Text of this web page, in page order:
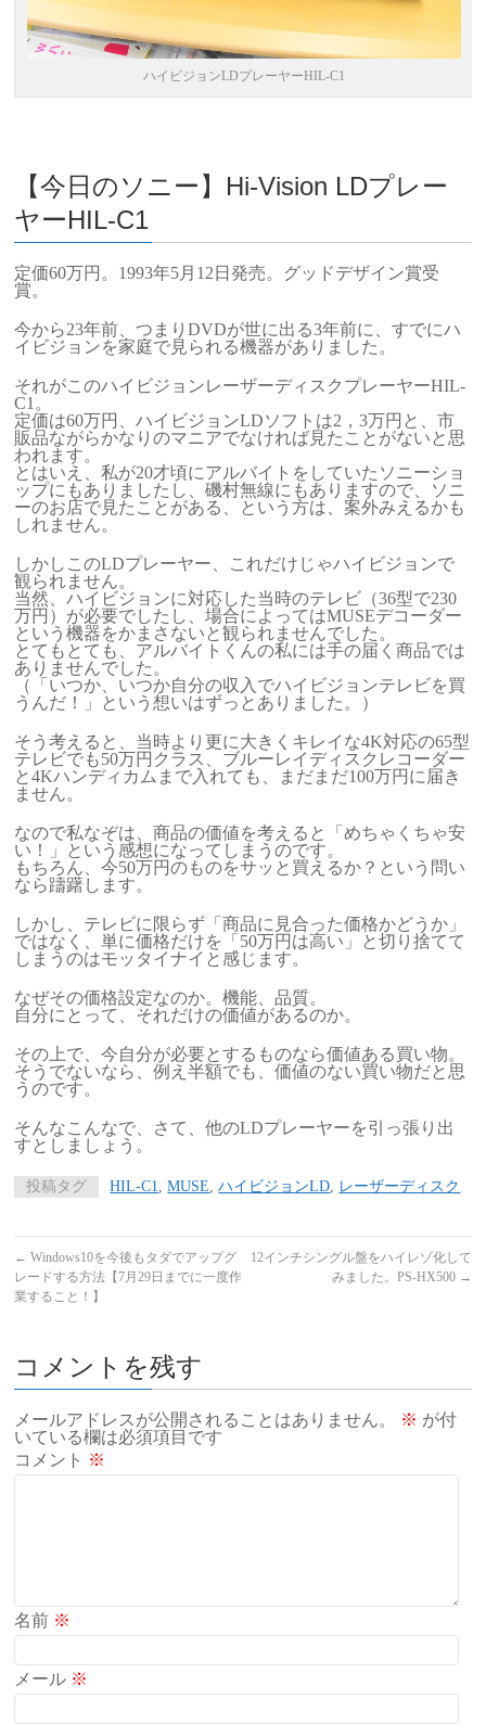
ハイビジョンLDプレーヤーHIL-C1
【今日のソニー】Hi-Vision LDプレー
ヤーHIL-C1
定価60万円。1993年5月12日発売。グッドデザイン賞受
賞。
今から23年前、つまりDVDが世に出る3年前に、すでにハ
イビジョンを家庭で見られる機器がありました。
それがこのハイビジョンレーザーディスクプレーヤーHIL-
C1。
定価は60万円、ハイビジョンLDソフトは2，3万円と、市
販品ながらかなりのマニアでなければ見たことがないと思
われます。
とはいえ、私が20才頃にアルバイトをしていたソニーショ
ップにもありましたし、磯村無線にもありますので、ソニ
ーのお店で見たことがある、という方は、案外みえるかも
しれません。
しかしこのLDプレーヤー、これだけじゃハイビジョンで
観られません。
当然、ハイビジョンに対応した当時のテレビ（36型で230
万円）が必要でしたし、場合によってはMUSEデコーダー
という機器をかまさないと観られませんでした。
とてもとても、アルバイトくんの私には手の届く商品では
ありませんでした。
（「いつか、いつか自分の収入でハイビジョンテレビを買
うんだ！」という想いはずっとありました。）
そう考えると、当時より更に大きくキレイな4K対応の65型
テレビでも50万円クラス、ブルーレイディスクレコーダー
と4Kハンディカムまで入れても、まだまだ100万円に届き
ません。
なので私なぞは、商品の価値を考えると「めちゃくちゃ安
い！」という感想になってしまうのです。
もちろん、今50万円のものをサッと買えるか？という問い
なら躊躇します。
しかし、テレビに限らず「商品に見合った価格かどうか」
ではなく、単に価格だけを「50万円は高い」と切り捨てて
しまうのはモッタイナイと感じます。
なぜその価格設定なのか。機能、品質。
自分にとって、それだけの価値があるのか。
その上で、今自分が必要とするものなら価値ある買い物。
そうでないなら、例え半額でも、価値のない買い物だと思
うのです。
そんなこんなで、さて、他のLDプレーヤーを引っ張り出
すとしましょう。
投稿タグ HIL-C1,MUSE,ハイビジョンLD, レーザーディスク
← Windows10を今後もタダでアップグ
レードする方法【7月29日までに一度作
業すること！】
12インチシングル盤をハイレゾ化して
みました。PS-HX500 →
コメントを残す
メールアドレスが公開されることはありません。 ※ が付
いている欄は必須項目です
コメント ※
名前 ※
メール ※